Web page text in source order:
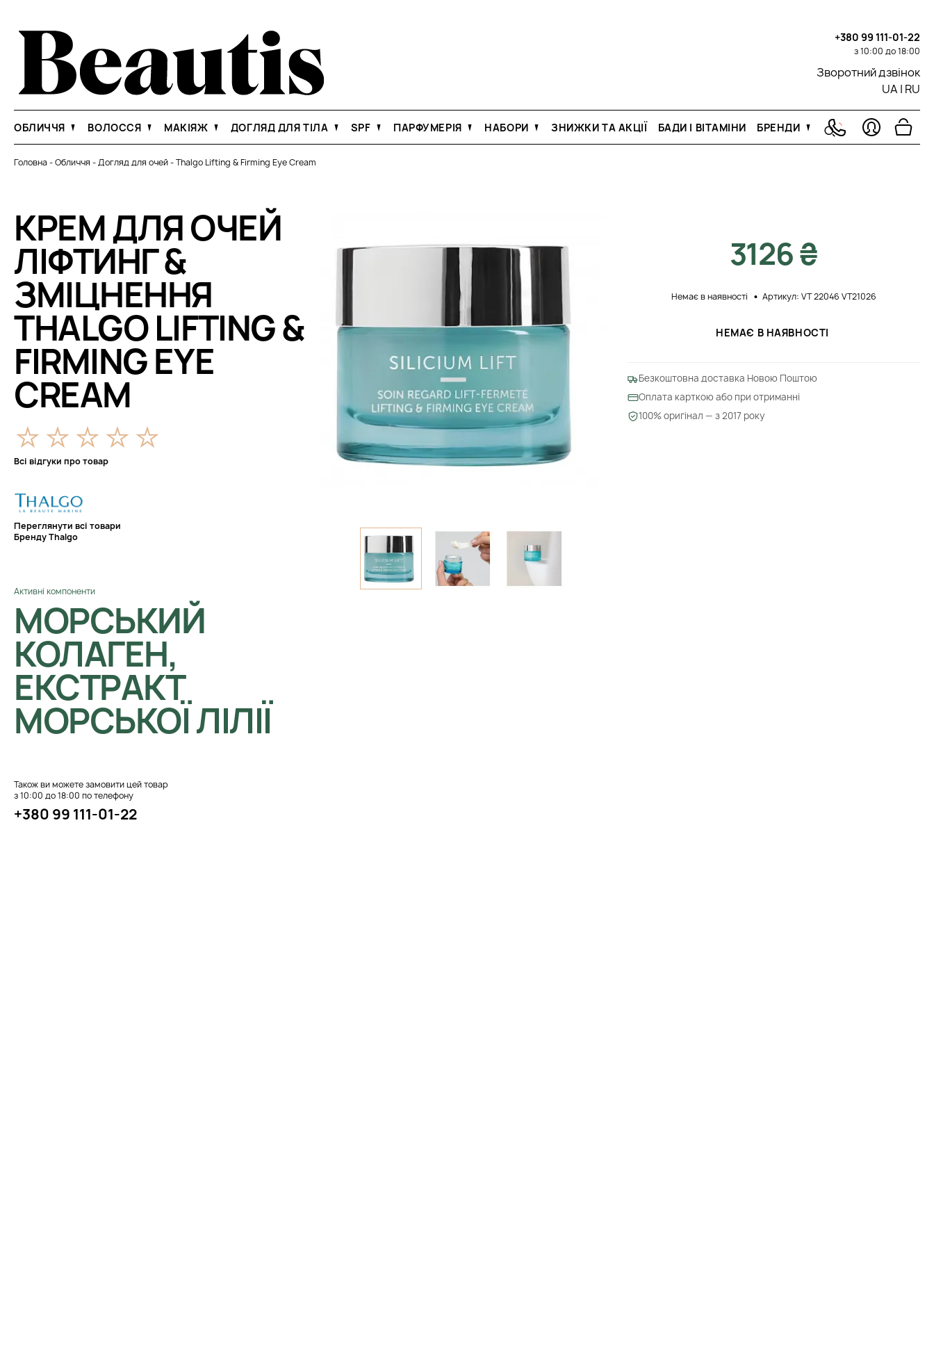
+380 99 111-01-22
з 10:00 до 18:00
Зворотний дзвінок
UA | RU
ОБЛИЧЧЯ ВОЛОССЯ МАКІЯЖ ДОГЛЯД ДЛЯ ТІЛА SPF ПАРФУМЕРІЯ НАБОРИ ЗНИЖКИ ТА АКЦІЇ БАДИ І ВІТАМІНИ БРЕНДИ
Головна-Обличчя -Догляд для очей-Thalgo Lifting & Firming Eye Cream
КРЕМ ДЛЯ ОЧЕЙ
ЛІФТИНГ &
ЗМІЦНЕННЯ
THALGO LIFTING &
FIRMING EYE
CREAM
Всі відгуки про товар
Переглянути всі товари
Бренду Thalgo
Активні компоненти
МОРСЬКИЙ
КОЛАГЕН,
ЕКСТРАКТ
МОРСЬКОЇ ЛІЛІЇ
Також ви можете замовити цей товар
з 10:00 до 18:00 по телефону
+380 99 111-01-22
3126 ₴
Немає в наявності Артикул: VT 22046 VT21026
НЕМАЄ В НАЯВНОСТІ
Безкоштовна доставка Новою Поштою
Оплата карткою або при отриманні
100% оригінал — з 2017 року